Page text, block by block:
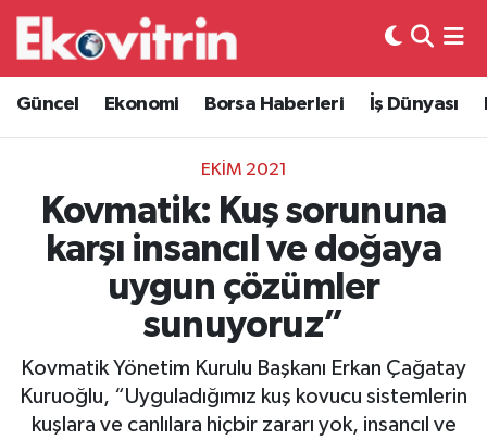
Güncel Ekonomi Borsa Haberleri İş Dünyası
EKIM 2021
Kovmatik: Kuş sorununa
karşı insancıl ve doğaya
uygun çözümler
sunuyoruz”
Kovmatik Yönetim Kurulu Başkanı Erkan Çağatay
Kuruoğlu, “Uyguladığımız kuş kovucu sistemlerin
kuşlara ve canlılara hiçbir zararı yok, insancıl ve
Güncel
Ekonomi
Borsa Haberleri
İş Dünyası
Lojistik
Otovitrin
Asayiş
Hava Durumu
Trafik Durumu
Süper Lig Puan Durumu ve Fikstür
Tüm Manşetler
Son Dakika Haberleri
Haber Arşivi